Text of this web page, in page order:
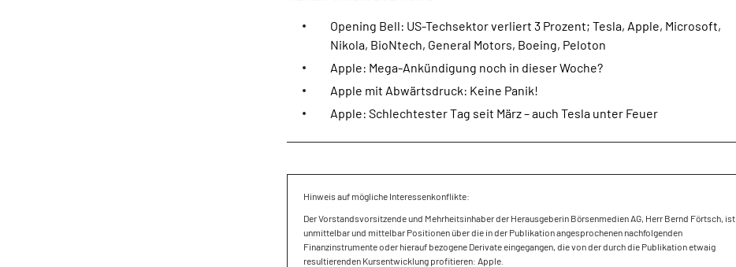
Opening Bell: US-Techsektor verliert 3 Prozent; Tesla, Apple, Microsoft,
Nikola, BioNtech, General Motors, Boeing, Peloton
Apple: Mega-Ankündigung noch in dieser Woche?
Apple mit Abwärtsdruck: Keine Panik!
Apple: Schlechtester Tag seit März – auch Tesla unter Feuer
Hinweis auf mögliche Interessenkonflikte:
Der Vorstandsvorsitzende und Mehrheitsinhaber der Herausgeberin Börsenmedien AG, Herr Bernd Förtsch, ist
unmittelbar und mittelbar Positionen über die in der Publikation angesprochenen nachfolgenden
Finanzinstrumente oder hierauf bezogene Derivate eingegangen, die von der durch die Publikation etwaig
resultierenden Kursentwicklung profitieren: Apple.